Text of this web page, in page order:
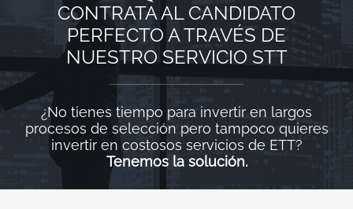
CONTRATA AL CANDIDATO
PERFECTO A TRAVÉS DE
NUESTRO SERVICIO STT
¿No tienes tiempo para invertir en largos
procesos de selección pero tampoco quieres
invertir en costosos servicios de ETT?
Tenemos la solución.